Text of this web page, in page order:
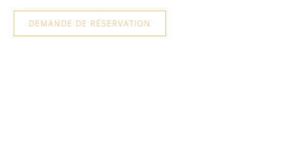
DEMANDE DE RÉSERVATION